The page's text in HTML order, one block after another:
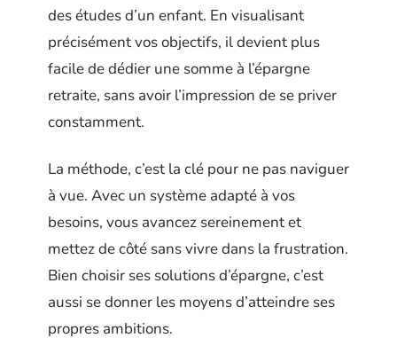
des études d’un enfant. En visualisant
précisément vos objectifs, il devient plus
facile de dédier une somme à l’épargne
retraite, sans avoir l’impression de se priver
constamment.
La méthode, c’est la clé pour ne pas naviguer
à vue. Avec un système adapté à vos
besoins, vous avancez sereinement et
mettez de côté sans vivre dans la frustration.
Bien choisir ses solutions d’épargne, c’est
aussi se donner les moyens d’atteindre ses
propres ambitions.